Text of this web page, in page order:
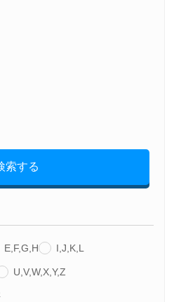
索する
E,F,G,H I,J,K,L
U,V,W,X,Y,Z